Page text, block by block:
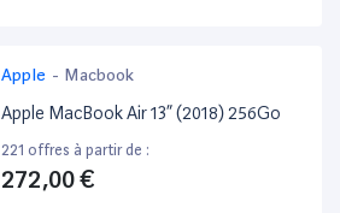
Apple - Macbook
Apple MacBook Air 13” (2018) 256Go
221 offres à partir de :
272,00 €